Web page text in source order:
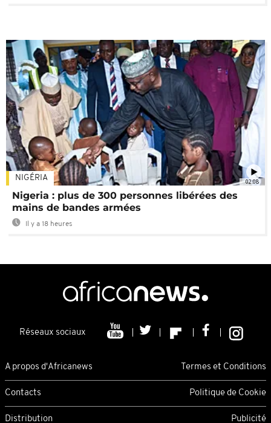
02:08
NIGÉRIA
Nigeria : plus de 300 personnes libérées des
mains de bandes armées
Il y a 18 heures
Réseaux sociaux
A propos d'Africanews Termes et Conditions
Contacts Politique de Cookie
Distribution Publicité